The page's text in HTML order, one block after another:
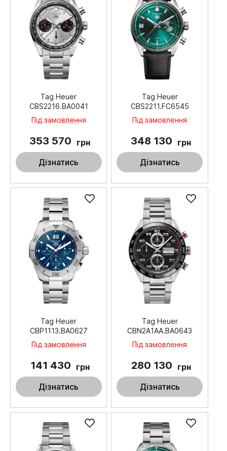
Tag Heuer
CBS2216.BA0041
Під замовлення
353 570 грн
Дізнатись
Tag Heuer
CBS2211.FC6545
Під замовлення
348 130 грн
Дізнатись
Tag Heuer
CBP1113.BA0627
Під замовлення
141 430 грн
Дізнатись
Tag Heuer
CBN2A1AA.BA0643
Під замовлення
280 130 грн
Дізнатись